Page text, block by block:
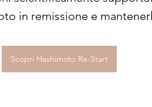
in remissione e
Scopri Hashimoto Re-Start